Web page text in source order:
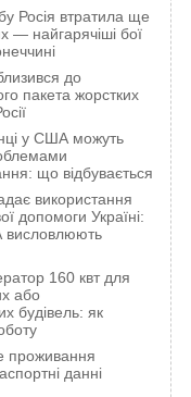
Росія втратила ще
— найгарячіші бої
до
пакета жорстких
у США можуть
що відбувається
використання
допомоги Україні:
висловлюють
160 квт для
або
будівель: як
проживання
данні